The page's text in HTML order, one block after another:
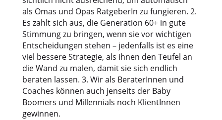
als Omas und Opas RatgeberIn zu fungieren. 2.
Es zahlt sich aus, die Generation 60+ in gute
Stimmung zu bringen, wenn sie vor wichtigen
Entscheidungen stehen – jedenfalls ist es eine
viel bessere Strategie, als ihnen den Teufel an
die Wand zu malen, damit sie sich endlich
beraten lassen. 3. Wir als BeraterInnen und
Coaches können auch jenseits der Baby
Boomers und Millennials noch KlientInnen
gewinnen.